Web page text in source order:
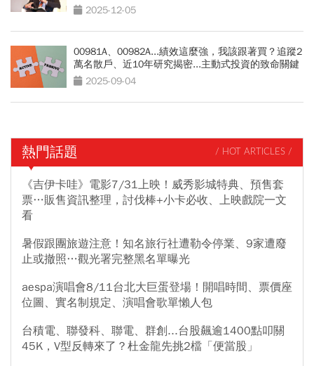
2025-12-05
00981A、00982A...績效這麼強，我該跟著買？追蹤2
萬名散戶、近10年研究揭密...主動式投資的致命關鍵
2025-09-04
熱門話題 / HOT ARTICLES /
《吉伊卡哇》電影7/31上映！威秀影城特典、預售套
票…販售資訊整理，討伐棒+小卡必收、上映戲院一文
看
暑假跟團旅遊注意！知名旅行社遭勒令停業、9家遭廢
止或撤照…觀光署完整黑名單曝光
aespa演唱會8/11台北大巨蛋登場！開唱時間、票價座
位圖、實名制規定、演唱會歌單懶人包
台積電、聯發科、聯電、群創...台股飆逾1400點叩關
45K，V型反轉來了？杜金龍先挑2檔「便當股」